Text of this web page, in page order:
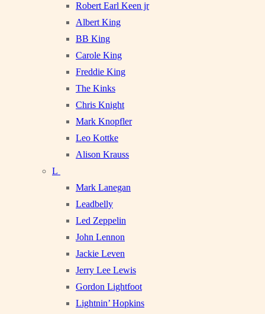
Robert Earl Keen jr
Albert King
BB King
Carole King
Freddie King
The Kinks
Chris Knight
Mark Knopfler
Leo Kottke
Alison Krauss
L
Mark Lanegan
Leadbelly
Led Zeppelin
John Lennon
Jackie Leven
Jerry Lee Lewis
Gordon Lightfoot
Lightnin’ Hopkins